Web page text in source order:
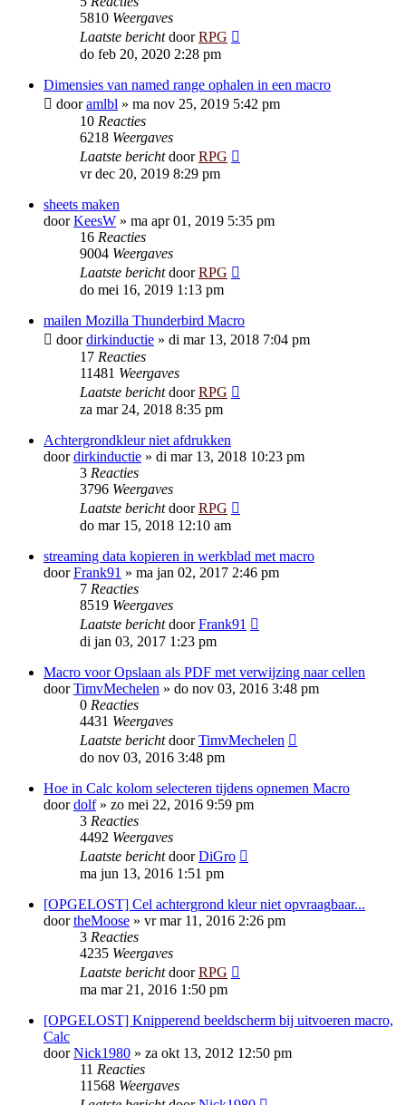
5810 Weergaves
Laatste berichtdoorRPG
do feb 20, 2020 2:28 pm
Dimensies van named range ophalen in een macro
dooramlbl » ma nov 25, 2019 5:42 pm
10 Reacties
6218 Weergaves
Laatste berichtdoorRPG
vr dec 20, 2019 8:29 pm
sheets maken
doorKeesW » ma apr 01, 2019 5:35 pm
16 Reacties
9004 Weergaves
Laatste berichtdoorRPG
do mei 16, 2019 1:13 pm
mailen Mozilla Thunderbird Macro
doordirkinductie » di mar 13, 2018 7:04 pm
17 Reacties
11481 Weergaves
Laatste berichtdoorRPG
za mar 24, 2018 8:35 pm
Achtergrondkleur niet afdrukken
doordirkinductie » di mar 13, 2018 10:23 pm
3 Reacties
3796 Weergaves
Laatste berichtdoorRPG
do mar 15, 2018 12:10 am
streaming data kopieren in werkblad met macro
doorFrank91 » ma jan 02, 2017 2:46 pm
7 Reacties
8519 Weergaves
Laatste berichtdoorFrank91
di jan 03, 2017 1:23 pm
Macro voor Opslaan als PDF met verwijzing naar cellen
doorTimvMechelen » do nov 03, 2016 3:48 pm
0 Reacties
4431 Weergaves
Laatste berichtdoorTimvMechelen
do nov 03, 2016 3:48 pm
Hoe in Calc kolom selecteren tijdens opnemen Macro
doordolf» zo mei 22, 2016 9:59 pm
3 Reacties
4492 Weergaves
Laatste berichtdoorDiGro
ma jun 13, 2016 1:51 pm
[OPGELOST] Cel achtergrond kleur niet opvraagbaar...
doortheMoose » vr mar 11, 2016 2:26 pm
3 Reacties
4235 Weergaves
Laatste berichtdoorRPG
ma mar 21, 2016 1:50 pm
[OPGELOST] Knipperend beeldscherm bij uitvoeren macro,
Calc
doorNick1980 » za okt 13, 2012 12:50 pm
11 Reacties
11568 Weergaves